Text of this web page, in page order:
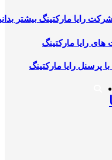
رایا مارکتینگ بیشتر
رایا مارکتینگ
با پرسنل رایا مارکتینگ